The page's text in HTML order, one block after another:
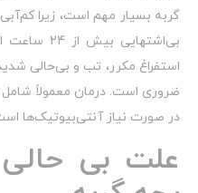
گربه بسیار مهم است، زیرا
استفراغ مکرر، تب و بی‌حالی
ضروری است. درمان معمولاً شامل
در صورت نیاز آنتی‌بیوتیک‌ها
علت بی